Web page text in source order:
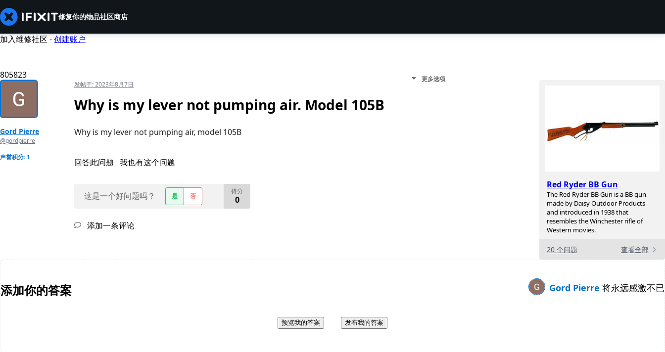
修复你的物品社区商店
加入维修社区 -创建账户
805823
Red Ryder BB Gun
The Red Ryder BB Gun is a BB gun
made by Daisy Outdoor Products
and introduced in 1938 that
resembles the Winchester rifle of
Western movies.
20 个问题 查看全部
Gord Pierre
@gordpierre
声誉积分: 1
发帖于:2023年8月7日
更多选项
Why is my lever not pumping air. Model 105B
Why is my lever not pumping air, model 105B
回答此问题 我也有这个问题
这是一个好问题吗？ 是 否
得分
0
添加一条评论
添加你的答案 Gord Pierre 将永远感激不已
预览我的答案 发布我的答案